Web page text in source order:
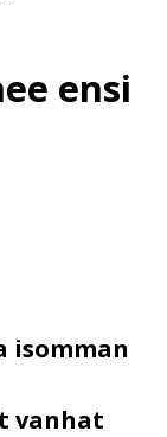
ensi
isomman
vanhat